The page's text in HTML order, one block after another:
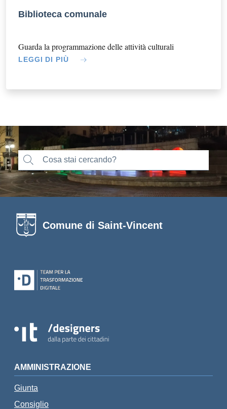
Biblioteca comunale
Guarda la programmazione delle attività culturali
LEGGI DI PIÙ
Comune di Saint-Vincent
AMMINISTRAZIONE
Giunta
Consiglio